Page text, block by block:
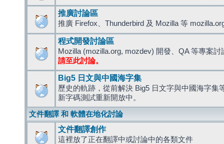
推廣討論區
推廣 Firefox、Thunderbird 及 Mozilla 等
程式開發討論區
Mozilla (mozilla.org, mozdev) 開發、QA 等專案討
請至此討論。
Big5 日文與中國海字集
歷史的軌跡，從前解決 Big5 日文字與中國海字集
新字碼測試重新開放中。
文件翻譯 和 軟體在地化討論
文件翻譯創作
這裡放了正在翻譯中或討論中的各類文件